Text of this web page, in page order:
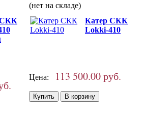
(нет на складе)
СКК
Катер СКК
Lokki-410
Цена: 113 500.00 руб.